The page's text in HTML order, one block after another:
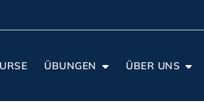
ÜBUNGEN ÜBER UNS